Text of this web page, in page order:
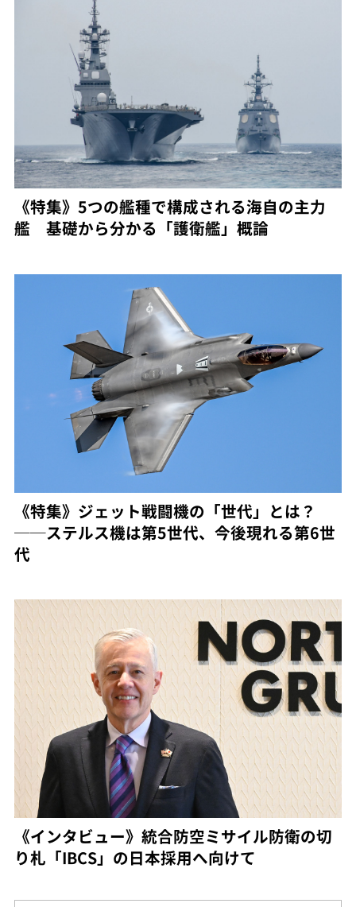
《特集》5つの艦種で構成される海自の主力
艦 基礎から分かる「護衛艦」概論
《特集》ジェット戦闘機の「世代」とは？
──ステルス機は第5世代、今後現れる第6世
代
《インタビュー》統合防空ミサイル防衛の切
り札「IBCS」の日本採用へ向けて